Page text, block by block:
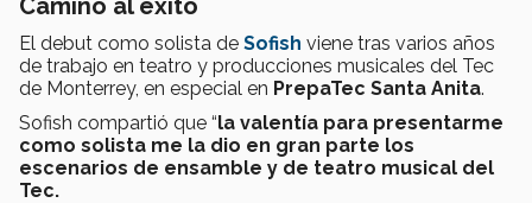
Camino al éxito
El debut como solista de Sofish viene tras varios años
de trabajo en teatro y producciones musicales del Tec
de Monterrey, en especial en PrepaTec Santa Anita.
Sofish compartió que “la valentía para presentarme
como solista me la dio en gran parte los
escenarios de ensamble y de teatro musical del
Tec.